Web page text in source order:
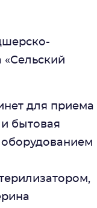
«Сельский
для приема
бытовая